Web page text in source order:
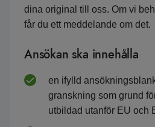
dina original till oss. Om vi
får du ett meddelande om det.
Ansökan ska innehålla
en ifylld
granskning som grund
utbildad utanför EU och